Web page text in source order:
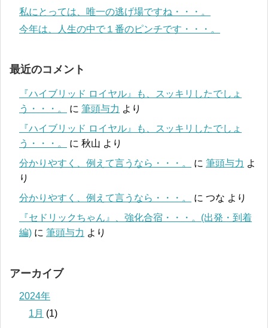
私にとっては、唯一の逃げ場ですね・・・。
今年は、人生の中で１番のピンチです・・・。
最近のコメント
『ハイブリッド ロイヤル』も、スッキリしたでしょ
う・・・。
に 筆頭与力 より
『ハイブリッド ロイヤル』も、スッキリしたでしょ
う・・・。
に 秋山 より
分かりやすく、例えて言うなら・・・。
に 筆頭与力 よ
り
分かりやすく、例えて言うなら・・・。
に つな より
『セドリックちゃん』、強化合宿・・・。(出発・到着
編) に 筆頭与力 より
アーカイブ
2024年
1月 (1)